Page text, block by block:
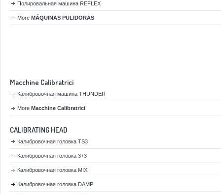
Полировальная машина REFLEX
More MÁQUINAS PULIDORAS
Macchine Calibratrici
Калибровочная машина THUNDER
More Macchine Calibratrici
CALIBRATING HEAD
Калибровочная головка TS3
Калибровочная головка 3+3
Калибровочная головка MIX
Калибровочная головка DAMP